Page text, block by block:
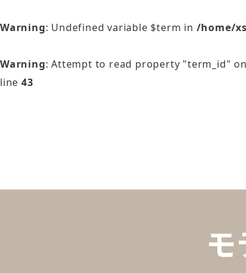
Warning: Undefined variable $term in /home/
Warning: Attempt to read property "term_id"
line 43